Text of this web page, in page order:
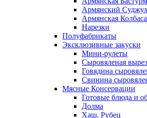
Армянский
Армянская Колбаса
Нарезки
Полуфабрикаты
Эксклюзивные закуски
Мини-рулеты
Сыровяленая
Говядина
Свинина
Мясные Консервации
Готовые блюда и
Долма
Хаш. Рубец